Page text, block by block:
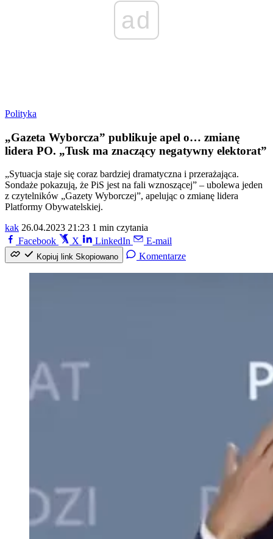
ad
Polityka
„Gazeta Wyborcza” publikuje apel o… zmianę
lidera PO. „Tusk ma znaczący negatywny elektorat”
„Sytuacja staje się coraz bardziej dramatyczna i przerażająca.
Sondaże pokazują, że PiS jest na fali wznoszącej” – ubolewa jeden
z czytelników „Gazety Wyborczej”, apelując o zmianę lidera
Platformy Obywatelskiej.
kak 26.04.2023 21:23 1 min czytania
Facebook
X LinkedIn E-mail
Kopiuj link Skopiowano Komentarze